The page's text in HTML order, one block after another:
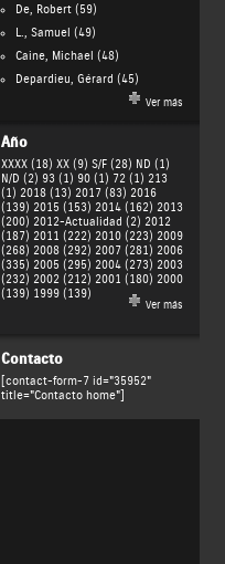
De, Robert(59)
L., Samuel (49)
Caine, Michael (48)
Depardieu, Gérard (45)
Ver más
Año
XXXX (18) XX (9) S/F (28) ND (1)
N/D (2) 93 (1) 90 (1) 72 (1) 213
(1) 2018 (13) 2017 (83) 2016
(139) 2015 (153) 2014 (162) 2013
(200) 2012-Actualidad (2) 2012
(187) 2011 (222) 2010 (223) 2009
(268) 2008 (292) 2007 (281) 2006
(335) 2005 (295) 2004 (273) 2003
(232) 2002 (212) 2001 (180) 2000
(139) 1999 (139)
Ver más
Contacto
[contact-form-7 id="35952"
title="Contacto home"]